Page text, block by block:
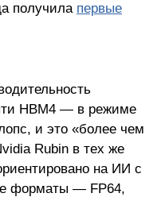
получила первые
HBM4 — в режиме
и это «более чем
Rubin в тех же
на ИИ с
форматы — FP64,